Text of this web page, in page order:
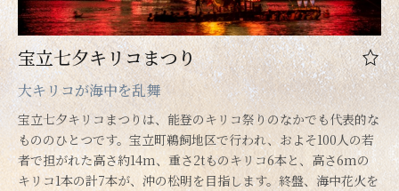
宝立七夕キリコまつり
大キリコが海中を乱舞
宝立七夕キリコまつりは、能登のキリコ祭りのなかでも代表的な
もののひとつです。宝立町鵜飼地区で行われ、およそ100人の若
者で担がれた高さ約14m、重さ2tものキリコ6本と、高さ6mの
キリコ1本の計7本が、沖の松明を目指します。終盤、海中花火を